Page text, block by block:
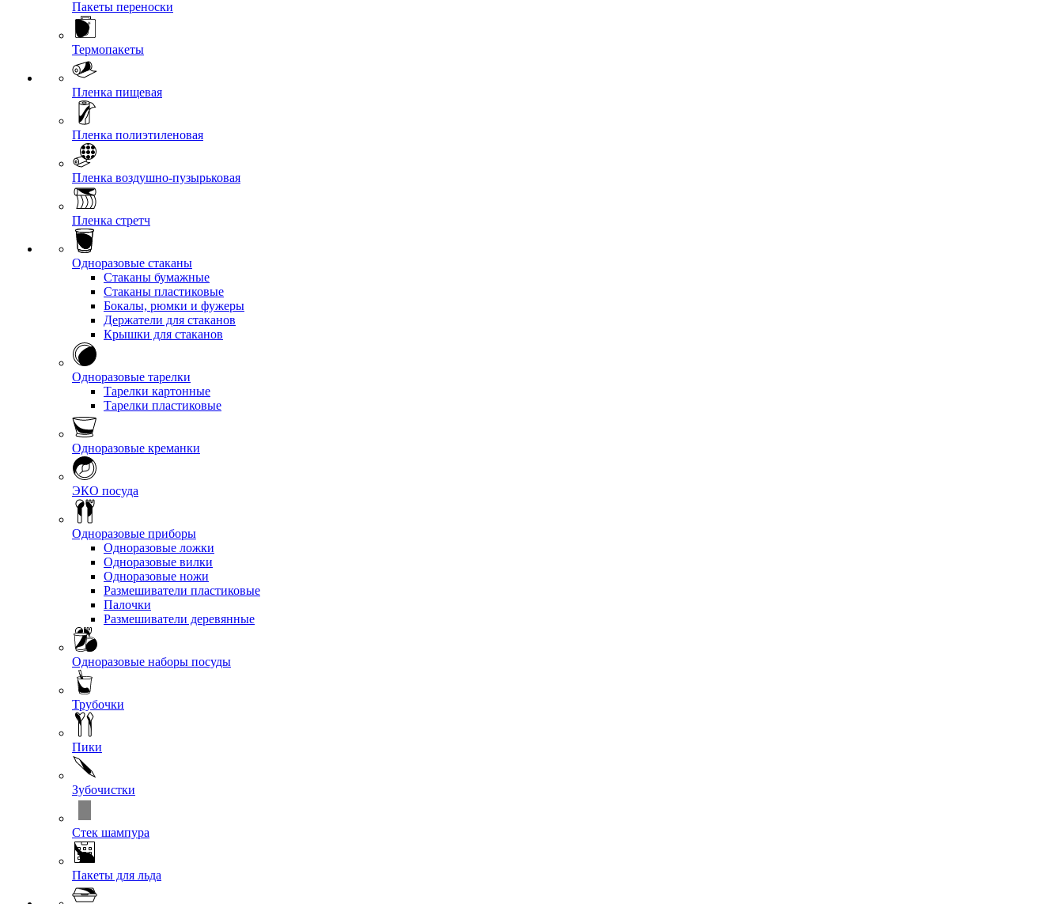
Пакеты переноски
Термопакеты
Пленка пищевая
Пленка полиэтиленовая
Пленка воздушно-пузырьковая
Пленка стретч
Одноразовые стаканы
Стаканы бумажные
Стаканы пластиковые
Бокалы, рюмки и фужеры
Держатели для стаканов
Крышки для стаканов
Одноразовые тарелки
Тарелки картонные
Тарелки пластиковые
Одноразовые креманки
ЭКО посуда
Одноразовые приборы
Одноразовые ложки
Одноразовые вилки
Одноразовые ножи
Размешиватели пластиковые
Палочки
Размешиватели деревянные
Одноразовые наборы посуды
Трубочки
Пики
Зубочистки
Стек шампура
Пакеты для льда